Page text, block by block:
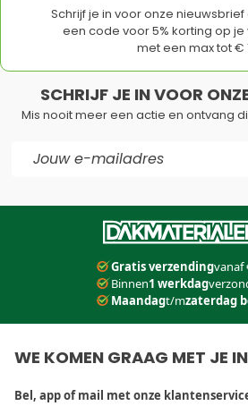
Schrijf je in voor onze
een code voor 5% korting op
met een max tot €
SCHRIJF JE IN VOOR
Mis nooit meer een actie en ontvang
Gratis verzendingvanaf
Binnen1 werkdag
Maandagt/mzaterdag
WE KOMEN GRAAG MET JE
Bel, app of mail met onze